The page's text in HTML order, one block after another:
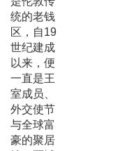
统的老钱
区，自19
世纪建成
以来，便
一直是王
室成员、
外交使节
与全球富
豪的聚居